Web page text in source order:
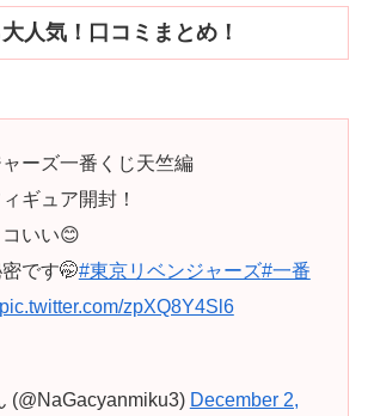
人気！口コミまとめ！
ーズ一番くじ天竺編
ギュア開封！
いい😊
です🤭#東京リベンジャーズ#一番
pic.twitter.com/zpXQ8Y4Sl6
(@NaGacyanmiku3) December 2,